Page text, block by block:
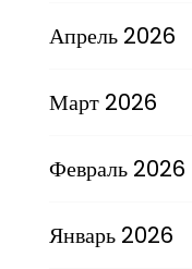
Апрель 2026
Март 2026
Февраль 2026
Январь 2026